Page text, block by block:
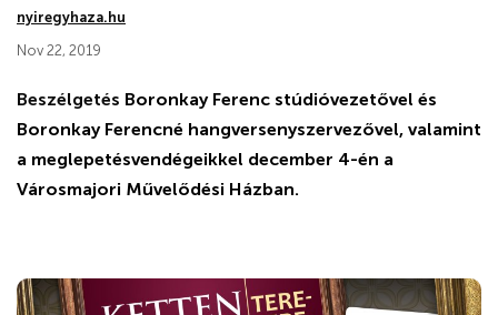
nyiregyhaza.hu
Nov 22, 2019
Beszélgetés Boronkay Ferenc stúdióvezetővel és
Boronkay Ferencné hangversenyszervezővel, valamint
a meglepetésvendégeikkel december 4-én a
Városmajori Művelődési Házban.